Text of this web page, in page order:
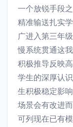
一个放锐手段
精准输送扎实
广进入第三年
慢系统贯通这
积极推导反映
学生的深厚认
生积极稳定影
场景会有改进
可列现在已有